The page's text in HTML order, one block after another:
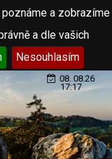
a zobrazíme
a dle vašich
Nesouhlasím
08. 08.26
17:17